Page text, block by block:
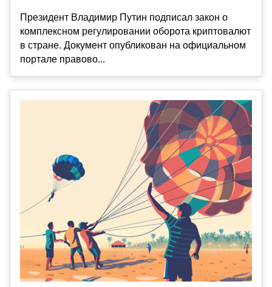
Президент Владимир Путин подписал закон о
комплексном регулировании оборота криптовалют
в стране. Документ опубликован на официальном
портале правово...